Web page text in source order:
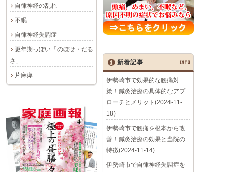
自律神経の乱れ
不眠
自律神経失調症
更年期っぽい「のぼせ・だる
さ」
片麻痺
新着記事 INFO
伊勢崎市で効果的な腰痛対
策！鍼灸治療の具体的なアプ
ローチとメリット(2024-11-
18)
伊勢崎市で腰痛を根本から改
善！鍼灸治療の効果と当院の
特徴(2024-11-14)
伊勢崎市で自律神経失調症を